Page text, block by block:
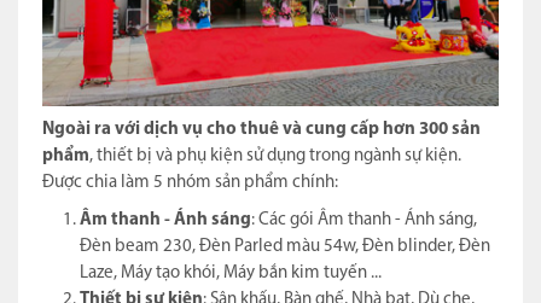
Ngoài ra với dịch vụ cho thuê và cung cấp hơn 300 sản
phẩm, thiết bị và phụ kiện sử dụng trong ngành sự kiện.
Được chia làm 5 nhóm sản phẩm chính:
Âm thanh - Ánh sáng: Các gói Âm thanh - Ánh sáng,
Đèn beam 230, Đèn Parled màu 54w, Đèn blinder, Đèn
Laze, Máy tạo khói, Máy bắn kim tuyến ...